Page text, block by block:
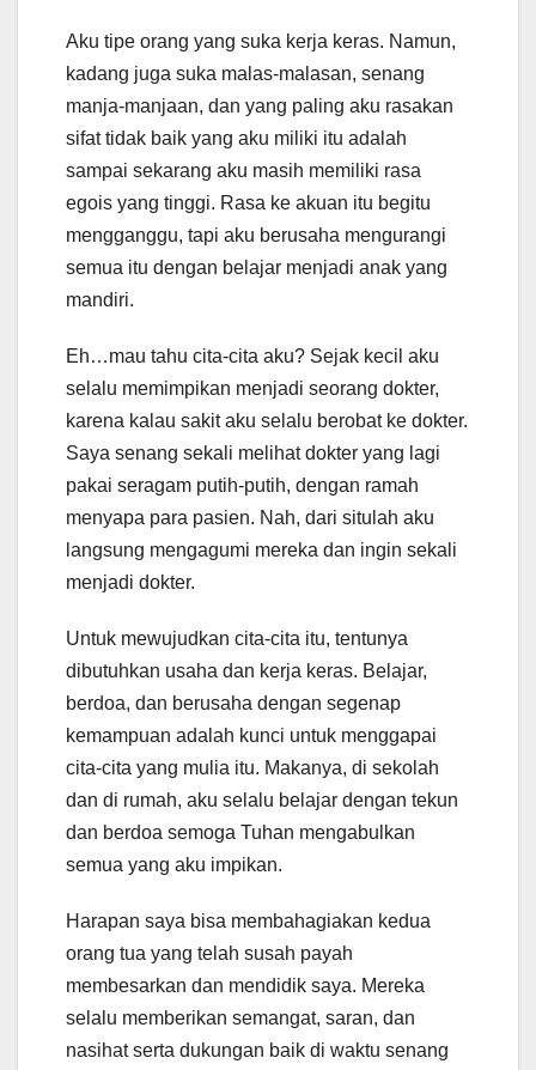
Aku tipe orang yang suka kerja keras. Namun,
kadang juga suka malas-malasan, senang
manja-manjaan, dan yang paling aku rasakan
sifat tidak baik yang aku miliki itu adalah
sampai sekarang aku masih memiliki rasa
egois yang tinggi. Rasa ke akuan itu begitu
mengganggu, tapi aku berusaha mengurangi
semua itu dengan belajar menjadi anak yang
mandiri.
Eh…mau tahu cita-cita aku? Sejak kecil aku
selalu memimpikan menjadi seorang dokter,
karena kalau sakit aku selalu berobat ke dokter.
Saya senang sekali melihat dokter yang lagi
pakai seragam putih-putih, dengan ramah
menyapa para pasien. Nah, dari situlah aku
langsung mengagumi mereka dan ingin sekali
menjadi dokter.
Untuk mewujudkan cita-cita itu, tentunya
dibutuhkan usaha dan kerja keras. Belajar,
berdoa, dan berusaha dengan segenap
kemampuan adalah kunci untuk menggapai
cita-cita yang mulia itu. Makanya, di sekolah
dan di rumah, aku selalu belajar dengan tekun
dan berdoa semoga Tuhan mengabulkan
semua yang aku impikan.
Harapan saya bisa membahagiakan kedua
orang tua yang telah susah payah
membesarkan dan mendidik saya. Mereka
selalu memberikan semangat, saran, dan
nasihat serta dukungan baik di waktu senang